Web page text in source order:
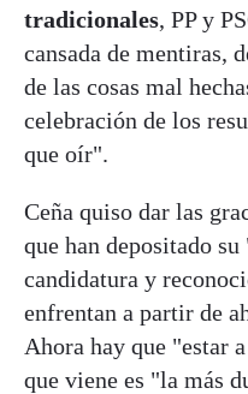
tradicionales, PP y
cansada de mentiras,
de las cosas mal
celebración de los
que oír".
Ceña quiso dar las
que han depositado
candidatura y
enfrentan a partir de
Ahora hay que "estar
que viene es "la más